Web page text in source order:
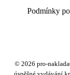
Podmínky
© 2026 pro-